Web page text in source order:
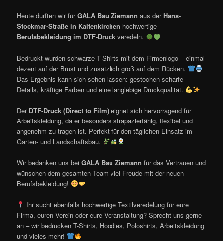
Heute durften wir fürGALA Bau Ziemann aus der Hans-
Stockmar-Straße in Kaltenkirchen hochwertige
Berufsbekleidung im DTF-Druck veredeln.
Bedruckt wurden schwarze T-Shirts mit dem Firmenlogo – einmal
dezent auf der Brust und zusätzlich groß auf dem Rücken.
Das Ergebnis kann sich sehen lassen: gestochen scharfe
Details, kräftige Farben und eine langlebige Druckqualität.
Der DTF-Druck (Direct to Film) eignet sich hervorragend für
Arbeitskleidung, da er besonders strapazierfähig, flexibel und
angenehm zu tragen ist. Perfekt für den täglichen Einsatz im
Garten- und Landschaftsbau.
Wir bedanken uns beiGALA Bau Ziemann für das Vertrauen und
wünschen dem gesamten Team viel Freude mit der neuen
Berufsbekleidung!
Ihr sucht ebenfalls hochwertige Textilveredelung für eure
Firma, euren Verein oder eure Veranstaltung? Sprecht uns gerne
an – wir bedrucken T-Shirts, Hoodies, Poloshirts, Arbeitskleidung
und vieles mehr!